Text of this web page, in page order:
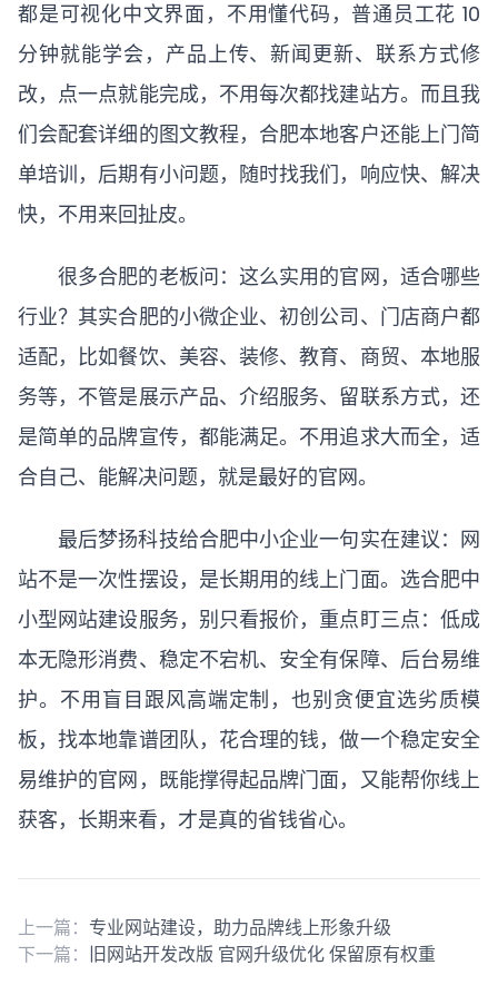
都是可视化中文界面，不用懂代码，普通员工花 10
分钟就能学会，产品上传、新闻更新、联系方式修
改，点一点就能完成，不用每次都找建站方。而且我
们会配套详细的图文教程，合肥本地客户还能上门简
单培训，后期有小问题，随时找我们，响应快、解决
快，不用来回扯皮。
很多合肥的老板问：这么实用的官网，适合哪些
行业？其实合肥的小微企业、初创公司、门店商户都
适配，比如餐饮、美容、装修、教育、商贸、本地服
务等，不管是展示产品、介绍服务、留联系方式，还
是简单的品牌宣传，都能满足。不用追求大而全，适
合自己、能解决问题，就是最好的官网。
最后梦扬科技给合肥中小企业一句实在建议：网
站不是一次性摆设，是长期用的线上门面。选合肥中
小型网站建设服务，别只看报价，重点盯三点：低成
本无隐形消费、稳定不宕机、安全有保障、后台易维
护。不用盲目跟风高端定制，也别贪便宜选劣质模
板，找本地靠谱团队，花合理的钱，做一个稳定安全
易维护的官网，既能撑得起品牌门面，又能帮你线上
获客，长期来看，才是真的省钱省心。
上一篇： 专业网站建设，助力品牌线上形象升级
下一篇： 旧网站开发改版 官网升级优化 保留原有权重